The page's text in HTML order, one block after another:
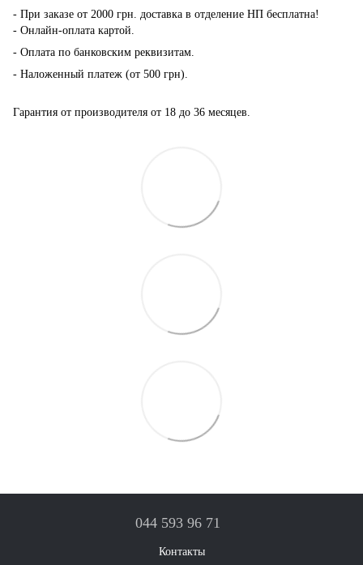
- При заказе от 2000 грн. доставка в отделение НП бесплатна!
- Онлайн-оплата картой.
- Оплата по банковским реквизитам.
- Наложенный платеж (от 500 грн).
Гарантия от производителя от 18 до 36 месяцев.
044 593 96 71
Контакты